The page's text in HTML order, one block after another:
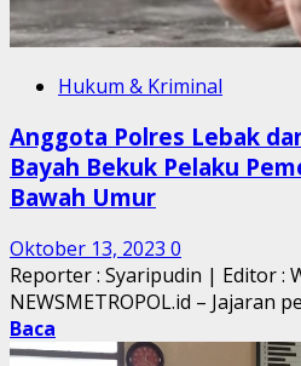
Hukum & Kriminal
Anggota Polres Lebak
Bayah Bekuk Pelaku
Bawah Umur
Oktober 13, 2023 0
Reporter : Syaripudin | Editor :
NEWSMETROPOL.id – Jajaran
Baca